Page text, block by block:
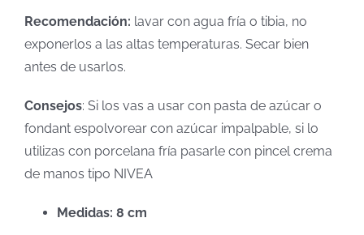
Recomendación: lavar con agua fría o tibia, no
exponerlos a las altas temperaturas. Secar bien
antes de usarlos.
Consejos: Si los vas a usar con pasta de azúcar o
fondant espolvorear con azúcar impalpable, si lo
utilizas con porcelana fría pasarle con pincel crema
de manos tipo NIVEA
Medidas: 8 cm